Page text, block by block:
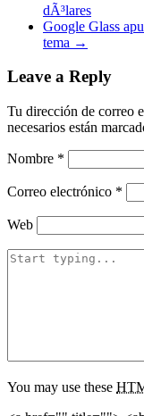
dÃ³lares
Google Glass
tema →
Leave a Reply
Tu dirección de correo
necesarios están
Nombre *
Correo electrónico *
Web
You may use these